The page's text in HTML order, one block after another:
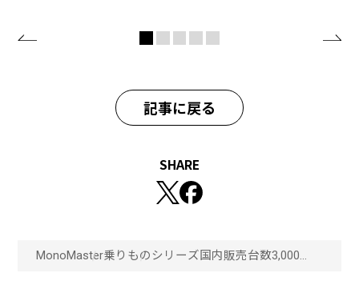
記事に戻る
SHARE
MonoMaster乗りもの シリーズ国内販売台数3,000台